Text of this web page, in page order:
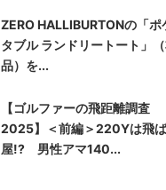
ZERO HALLIBURTONの「ポ
タブル ランドリートート」
品）を...
【ゴルファーの飛距離調査
2025】＜前編＞220Yは飛
屋!? 男性アマ140...